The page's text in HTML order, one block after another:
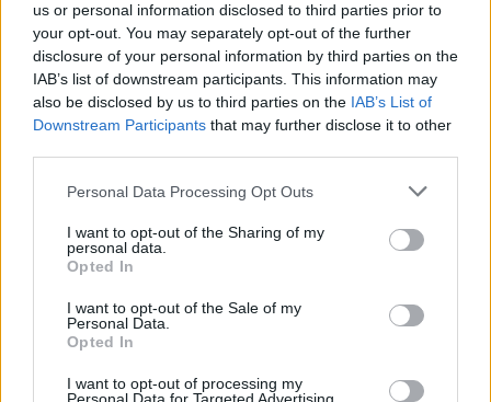
us or personal information disclosed to third parties prior to
your opt-out. You may separately opt-out of the further
disclosure of your personal information by third parties on the
IAB’s list of downstream participants. This information may
also be disclosed by us to third parties on the IAB’s List of
Downstream Participants that may further disclose it to other
Please note that this website/app uses one or more Google
not limited to your visit or usage behaviour. You may click to
grant or deny consent to Google and its third-party tags to
use your data for below specified purposes in below Google
consent section.
Personal Data Processing Opt Outs
I want to opt-out of the Sharing of my
personal data.
Opted In
I want to opt-out of the Sale of my
Personal Data.
Opted In
I want to opt-out of processing my
ad
Od dłuższego czasu wiemy już jak będzie się nazywała
najnowsza wersja mobilnego systemu operacyjnego od
Google:Android 4.4 KitKat. Do dziś jednak nie
wiedzieliśmy tak naprawdę na jego temat zbyt wiele.
Mountain View poinformował o oficjalnej premierze